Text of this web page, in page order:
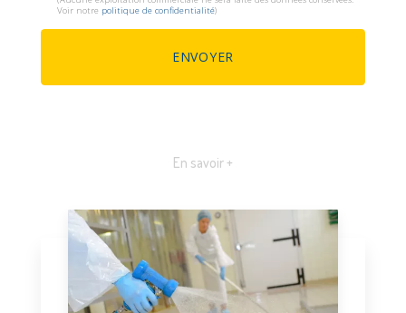
Voir notre politique de confidentialité)
En savoir +